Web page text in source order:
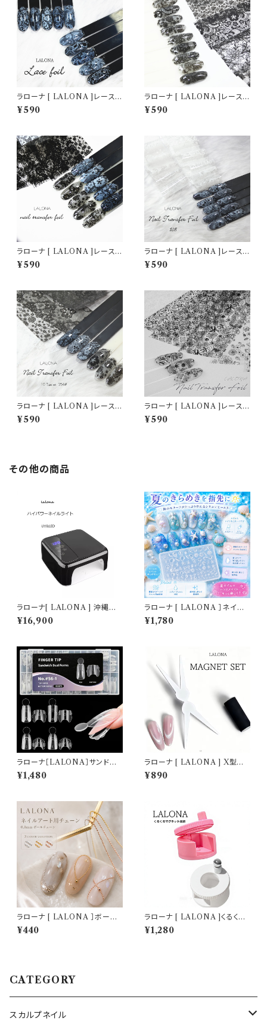
ラローナ [ LALONA ]レース
柄転写フィルム( 003 )( 10種セ
ット20cm) ジェルネイル/ネイル
¥590
ラローナ [ LALONA ]レース
柄転写フィルム( 002 )( 10種セ
ット20cm) ジェルネイル/ネイル
¥590
ラローナ [ LALONA ]レース
柄転写フィルム( 001 )( 10種セ
ット20cm) ジェルネイル/ネイル
¥590
ラローナ [ LALONA ]レース
柄転写フィルム( 108 )( 10種セ
ット20cm) ジェルネイル/ネイル
¥590
ラローナ [ LALONA ]レース
柄転写フィルム( 254 )( 10種セ
ット20cm) ジェルネイル/ネイル
¥590
ラローナ [ LALONA ]レース
柄転写フィルム( 255 )( 10種セ
ット20cm) ジェルネイル/ネイル
¥590
その他の商品
ラローナ[ LALONA ] 沖縄不
可 コードレススタイリッシュネイ
ルライト602Pro ( 72W ) ( U
イマー付き
¥16,900
ラローナ [ LALONA ］ネイル
シリコンモールド ( 海シリーズ )
ジェルネイル/レジン/ハンドメイ
¥1,780
ラローナ［LALONA］サンドウィ
ッチネイルフォーム( 4タイプ )
アクリルジェル/ポリジェル/ハー
¥1,480
ラローナ [ LALONA ] X型マ
グネットツール ( マグネット無し
) ジェルネイル/フレンチマグネッ
¥890
ラローナ [ LALONA ］ボール
チェーン ( 3タイプ ) ピクシーネ
イル/バロックネイル / 囲みアー
¥440
ラローナ [ LALONA ]くるくる
マグネット装置 ( ピンクかホワ
イト ) ジェルネイル/簡単マグネ
¥1,280
CATEGORY
スカルプネイル